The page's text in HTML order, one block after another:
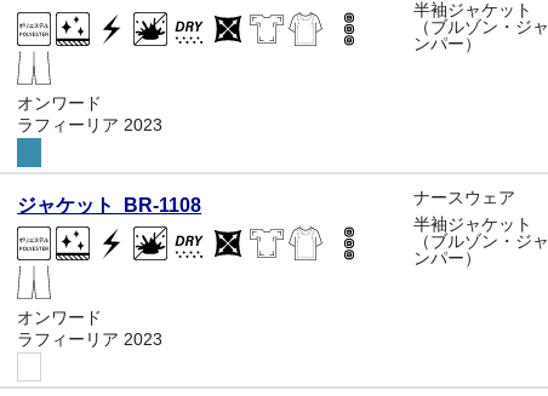
オンワード
ラフィーリア 2023
半袖ジャケット
（ブルゾン・ジャ
ンパー）
ジャケット BR-1108
オンワード
ラフィーリア 2023
ナースウェア
半袖ジャケット
（ブルゾン・ジャ
ンパー）